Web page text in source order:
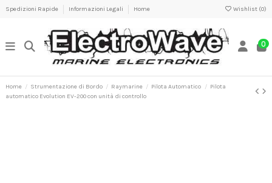
Spedizioni Rapide Informazioni Legali Home Wishlist (0)
0
Home Strumentazione di Bordo Raymarine Pilota Automatico
Pilota
automatico Evolution EV-200 con unità di controllo